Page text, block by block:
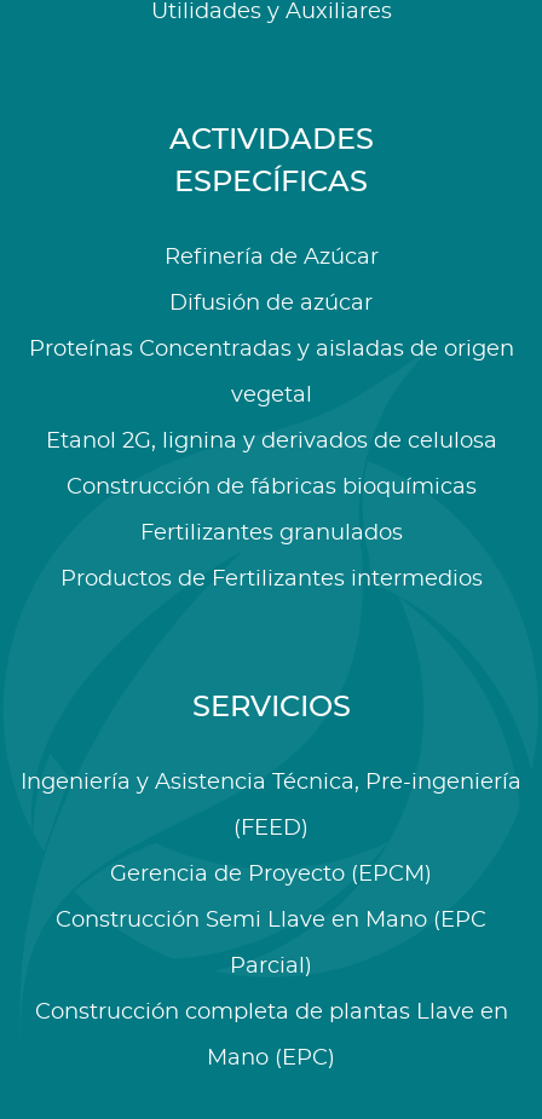
Utilidades y Auxiliares
ACTIVIDADES
ESPECÍFICAS
Refinería de Azúcar
Difusión de azúcar
Proteínas Concentradas y aisladas de origen
vegetal
Etanol 2G, lignina y derivados de celulosa
Construcción de fábricas bioquímicas
Fertilizantes granulados
Productos de Fertilizantes intermedios
SERVICIOS
Ingeniería y Asistencia Técnica, Pre-ingeniería
(FEED)
Gerencia de Proyecto (EPCM)
Construcción Semi Llave en Mano (EPC
Parcial)
Construcción completa de plantas Llave en
Mano (EPC)